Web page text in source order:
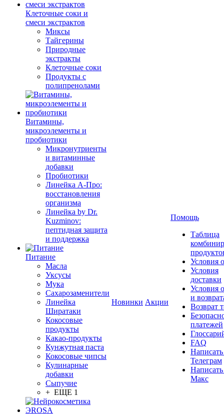
Клеточные соки и
смеси экстрактов
Миксы
Тайгерины
Природные
экстракты
Клеточные соки
Продукты с
полипренолами
Витамины,
микроэлементы и
пробиотики
Микронутриенты
и витаминные
добавки
Пробиотики
Линейка А-Про:
восстановления
организма
Линейка by Dr.
Kuzminov:
пептидная защита
и поддержка
Питание
Масла
Уксусы
Мука
Сахарозаменители
Линейка
Ширатаки
Кокосовые
продукты
Какао-продукты
Кунжутная паста
Кокосовые чипсы
Кулинарные
добавки
Сыпучие
+ ЕЩЕ 1
Новинки Акции
Помощь
Таблица
Условия
Условия
доставки
Условия
и
Возврат
платежей
FAQ
Телеграм
Макс